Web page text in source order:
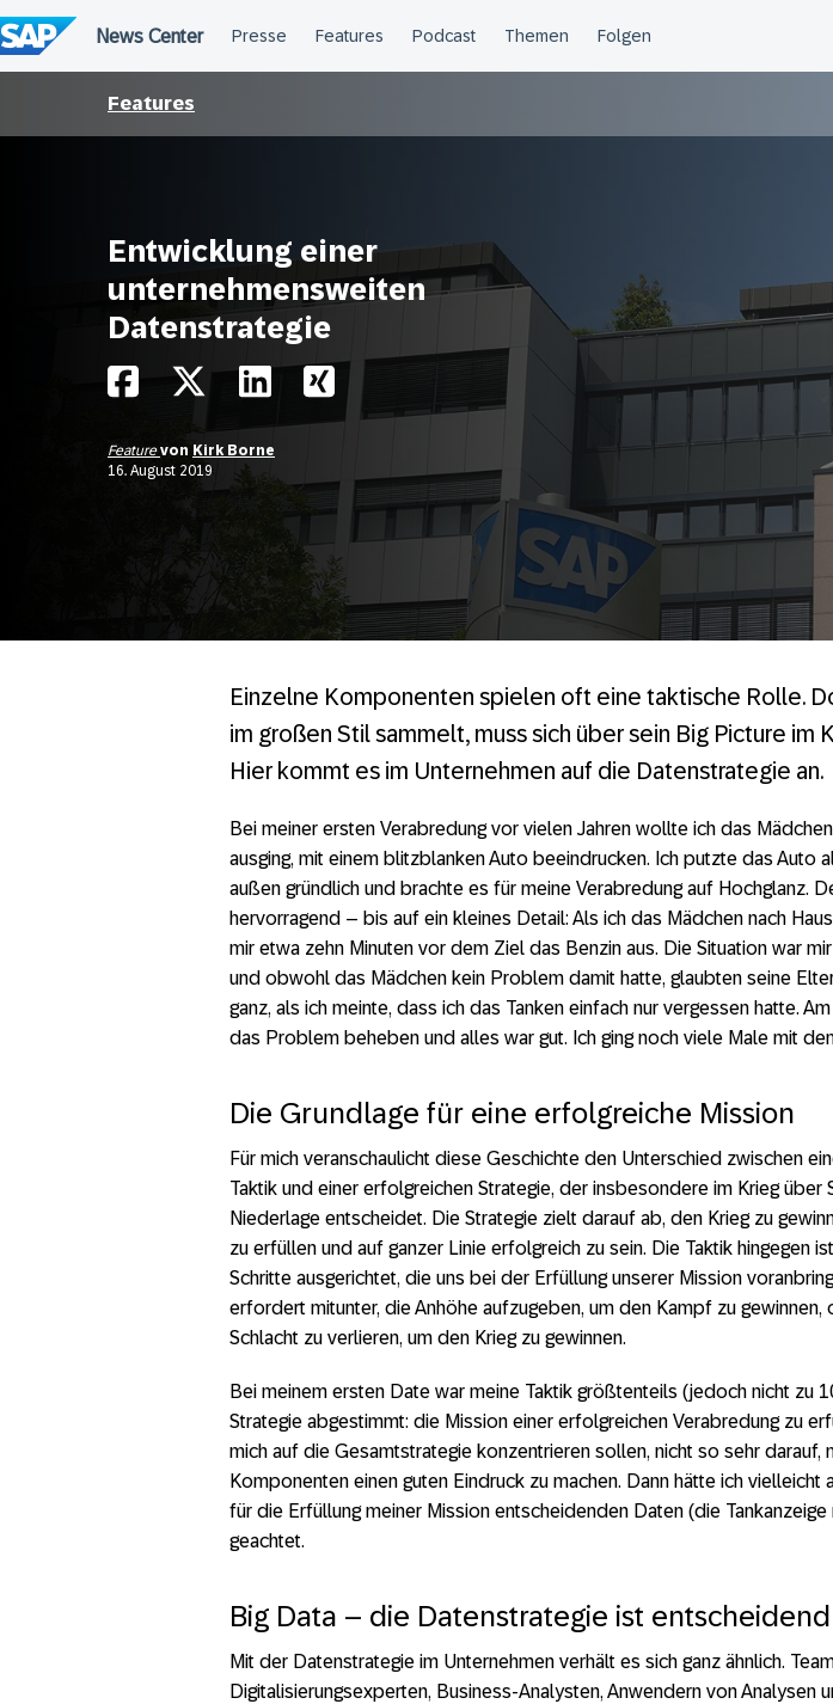
Features
Entwicklung einer
unternehmensweiten
Datenstrategie
Featurevon Kirk Borne
16. August 2019
Einzelne Komponenten spielen oft eine taktische Rolle.
im großen Stil sammelt, muss sich über sein Big Picture im
Hier kommt es im Unternehmen auf die Datenstrategie an.
Bei meiner ersten Verabredung vor vielen Jahren wollte ich das
ausging, mit einem blitzblanken Auto beeindrucken. Ich putzte das Auto
außen gründlich und brachte es für meine Verabredung auf Hochglanz.
hervorragend – bis auf ein kleines Detail: Als ich das Mädchen nach
mir etwa zehn Minuten vor dem Ziel das Benzin aus. Die Situation war
und obwohl das Mädchen kein Problem damit hatte, glaubten seine
ganz, als ich meinte, dass ich das Tanken einfach nur vergessen hatte.
das Problem beheben und alles war gut. Ich ging noch viele Male mit
Die Grundlage für eine erfolgreiche Mission
Für mich veranschaulicht diese Geschichte den Unterschied zwischen
Taktik und einer erfolgreichen Strategie, der insbesondere im Krieg über
Niederlage entscheidet. Die Strategie zielt darauf ab, den Krieg zu
zu erfüllen und auf ganzer Linie erfolgreich zu sein. Die Taktik hingegen
Schritte ausgerichtet, die uns bei der Erfüllung unserer Mission
erfordert mitunter, die Anhöhe aufzugeben, um den Kampf zu gewinnen,
Schlacht zu verlieren, um den Krieg zu gewinnen.
Bei meinem ersten Date war meine Taktik größtenteils (jedoch nicht zu
Strategie abgestimmt: die Mission einer erfolgreichen Verabredung zu
mich auf die Gesamtstrategie konzentrieren sollen, nicht so sehr darauf,
Komponenten einen guten Eindruck zu machen. Dann hätte ich vielleicht
für die Erfüllung meiner Mission entscheidenden Daten (die Tankanzeige
geachtet.
Big Data – die Datenstrategie ist entscheidend
Mit der Datenstrategie im Unternehmen verhält es sich ganz ähnlich.
Digitalisierungsexperten, Business-Analysten, Anwendern von Analysen